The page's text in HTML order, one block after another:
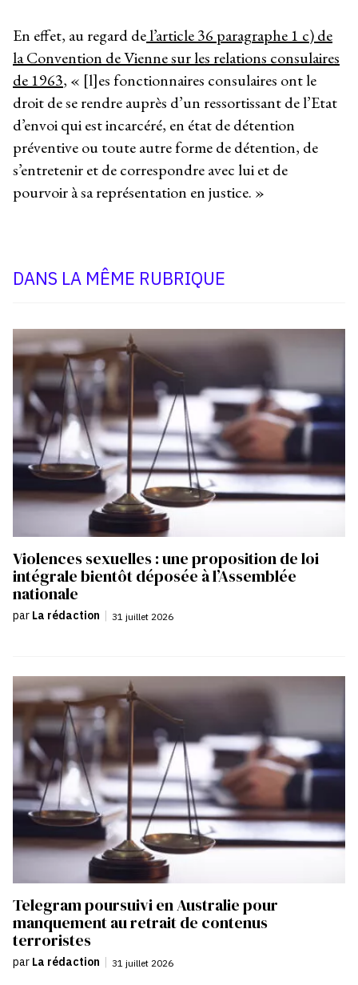
En effet, au regard del’article 36 paragraphe 1 c) de
la Convention de Vienne sur les relations consulaires
de 1963, « [l]es fonctionnaires consulaires ont le
droit de se rendre auprès d’un ressortissant de l’Etat
d’envoi qui est incarcéré, en état de détention
préventive ou toute autre forme de détention, de
s’entretenir et de correspondre avec lui et de
pourvoir à sa représentation en justice. »
DANS LA MÊME RUBRIQUE
Violences sexuelles : une proposition de loi
intégrale bientôt déposée à l’Assemblée
nationale
par La rédaction | 31 juillet 2026
Telegram poursuivi en Australie pour
manquement au retrait de contenus
terroristes
par La rédaction 31 juillet 2026